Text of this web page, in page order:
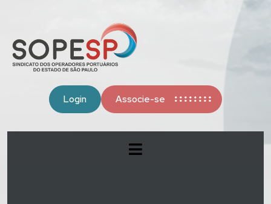
Login Associe-se